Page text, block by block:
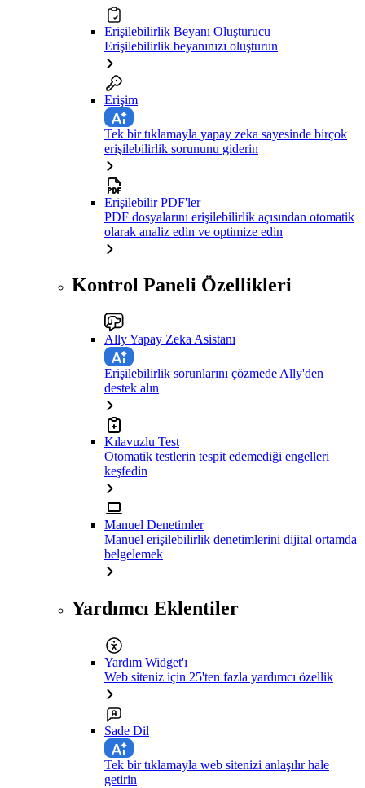
Erişilebilirlik Beyanı Oluşturucu
Erişilebilirlik beyanınızı oluşturun
Erişim
Tek bir tıklamayla yapay zeka sayesinde birçok
erişilebilirlik sorununu giderin
Erişilebilir PDF'ler
PDF dosyalarını erişilebilirlik açısından otomatik
olarak analiz edin ve optimize edin
Kontrol Paneli Özellikleri
Ally Yapay Zeka Asistanı
Erişilebilirlik sorunlarını çözmede Ally'den
destek alın
Kılavuzlu Test
Otomatik testlerin tespit edemediği engelleri
keşfedin
Manuel Denetimler
Manuel erişilebilirlik denetimlerini dijital ortamda
belgelemek
Yardımcı Eklentiler
Yardım Widget'ı
Web siteniz için 25'ten fazla yardımcı özellik
Sade Dil
Tek bir tıklamayla web sitenizi anlaşılır hale
getirin